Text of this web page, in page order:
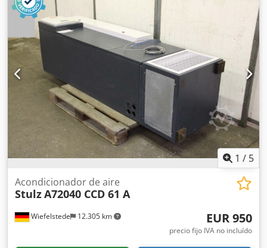
de extracción, 170 m³ 2 uds. calefactores ventiladores 2 kW
1 / 5
Wiefelstede 12.305 km
Acondicionador de aire
StulzA72040 CCD 61 A
EUR 950
precio fijo IVA no incluído